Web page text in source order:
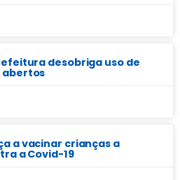
desobriga uso de
abertos
a vacinar crianças a
a Covid-19